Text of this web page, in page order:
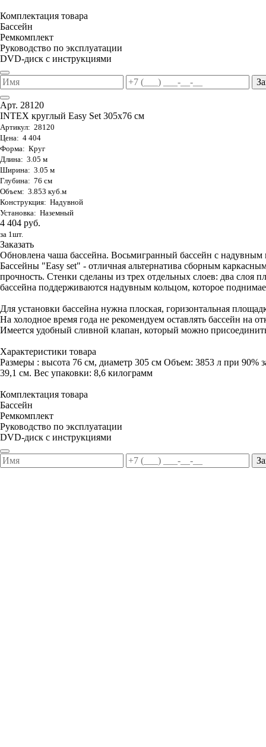
Комплектация товара
Бассейн
Ремкомплект
Руководство по эксплуатации
DVD-диск с инструкциями
Арт. 28120
INTEX круглый Easy Set 305х76 см
Артикул: 28120
Цена: 4 404
Форма: Круг
Длина: 3.05 м
Ширина: 3.05 м
Глубина: 76 см
Объем: 3.853 куб.м
Конструкция: Надувной
Установка: Наземный
4 404 руб.
за 1шт.
Заказать
Обновлена чаша бассейна. Восьмигранный бассейн с надувным
Бассейны "Easy set" - отличная альтернатива сборным
прочность. Стенки сделаны из трех отдельных слоев: два
бассейна поддерживаются надувным кольцом, которое
Для установки бассейна нужна плоская, горизонтальная
На холодное время года не рекомендуем оставлять бассейн на
Имеется удобный сливной клапан, который можно
Характеристики товара
Размеры : высота 76 см, диаметр 305 см Объем: 3853 л при 90%
39,1 см. Вес упаковки: 8,6 килограмм
Комплектация товара
Бассейн
Ремкомплект
Руководство по эксплуатации
DVD-диск с инструкциями